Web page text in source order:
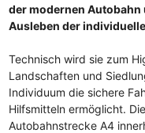
der modernen Autobahn
Ausleben der
Technisch wird sie zum
Landschaften und
Individuum die sichere
Hilfsmitteln ermöglicht.
Autobahnstrecke A4